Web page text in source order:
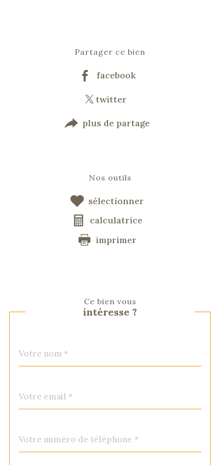
Partager ce bien
facebook
twitter
plus de partage
Nos outils
sélectionner
calculatrice
imprimer
Ce bien vous
intéresse ?
Fieldset
par
*
*
*